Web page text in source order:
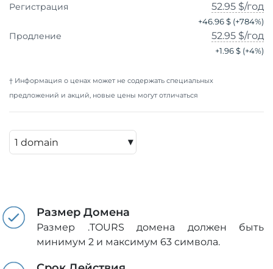
Регистрация 52.95 $/год
+46.96 $ (+784%)
Продление 52.95 $/год
+1.96 $ (+4%)
† Информация о ценах может не содержать специальных
предложений и акций, новые цены могут отличаться
▾
Размер Домена
Размер .TOURS домена должен быть
минимум 2 и максимум 63 символа.